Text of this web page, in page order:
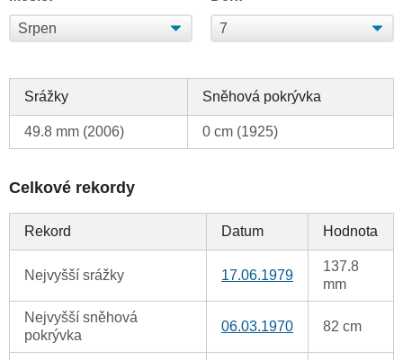
Srážky Sněhová pokrývka
49.8 mm (2006) 0 cm (1925)
Celkové rekordy
Rekord Datum Hodnota
Nejvyšší srážky 17.06.1979
137.8
mm
Nejvyšší sněhová
pokrývka
06.03.1970 82 cm